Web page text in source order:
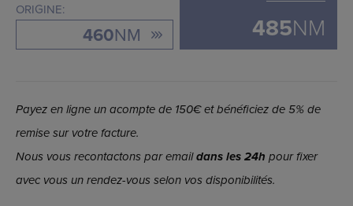
ORIGINE:
460NM
485NM
Payez en ligne un acompte de 150€ et bénéficiez de 5% de
remise sur votre facture.
Nous vous recontactons par emaildans les 24h pour fixer
avec vous un rendez-vous selon vos disponibilités.